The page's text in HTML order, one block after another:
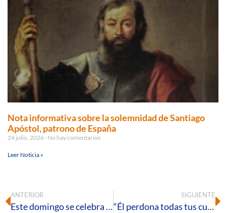
Nota informativa sobre la solemnidad de Santiago
Apóstol, patrono de España
24 julio, 2026 No hay comentarios
Leer Noticia »
ANTERIOR
Este domingo se celebra el Día de Hispanoamérica con el lema «Con María, unidos en la Tribulación»
SIGUIENTE
“Él perdona todas tus culpas”. 24 horas para el Señor 2021